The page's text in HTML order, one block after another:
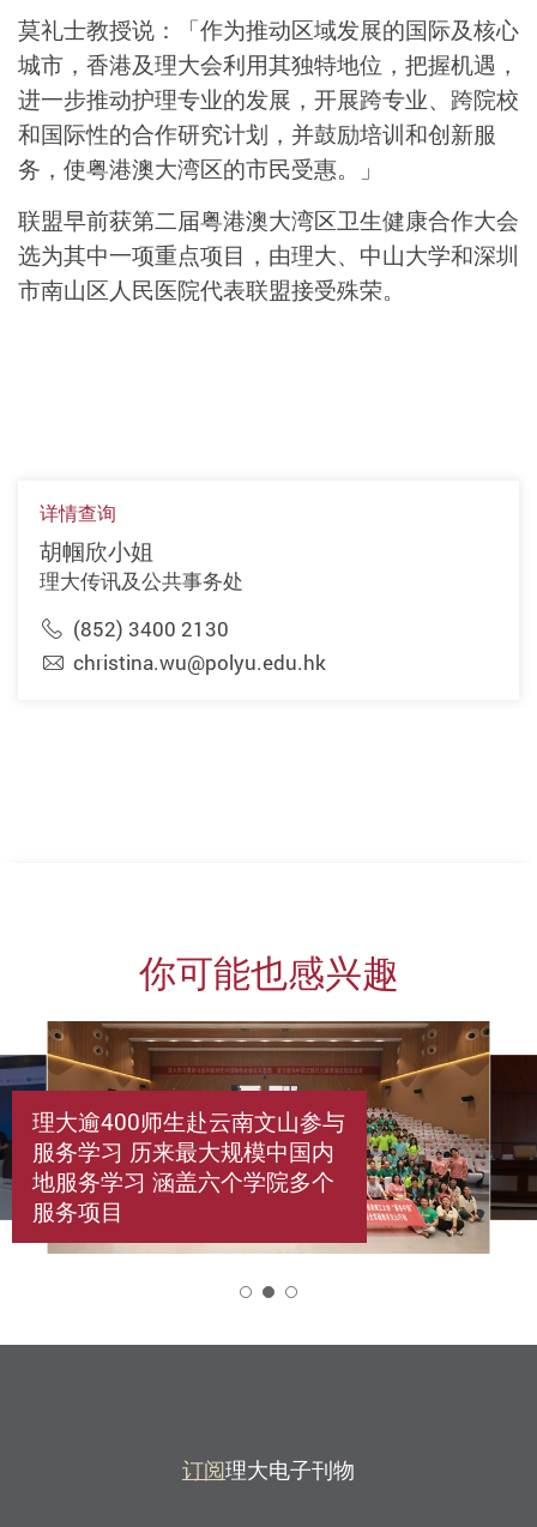
莫礼士教授说：「作为推动区域发展的国际及核心
城市，香港及理大会利用其独特地位，把握机遇，
进一步推动护理专业的发展，开展跨专业、跨院校
和国际性的合作研究计划，并鼓励培训和创新服
务，使粤港澳大湾区的市民受惠。」
联盟早前获第二届粤港澳大湾区卫生健康合作大会
选为其中一项重点项目，由理大、中山大学和深圳
市南山区人民医院代表联盟接受殊荣。
详情查询
胡帼欣小姐
理大传讯及公共事务处
(852) 3400 2130
christina.wu@polyu.edu.hk
你可能也感兴趣
理大逾400师生赴云南文山参与
服务学习 历来最大规模中国内
地服务学习 涵盖六个学院多个
服务项目
订阅理大电子刊物